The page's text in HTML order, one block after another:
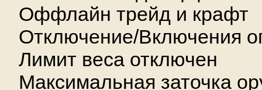
Оффлайн трейд и крафт
Отключение/Включения
Лимит веса отключен
Максимальная заточка